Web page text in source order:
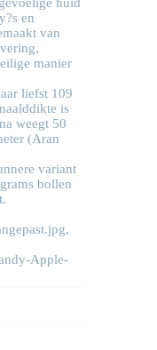
en
van
manier
liefst 109
is
weegt 50
(Aran
variant
bollen
Apple-